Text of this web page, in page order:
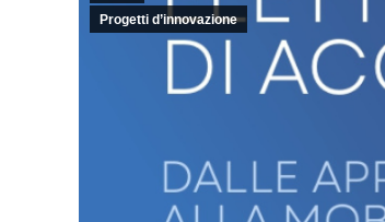
Progetti d’innovazione